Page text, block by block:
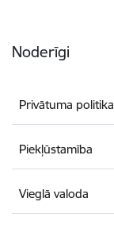
Noderīgi
Privātuma politika
Piekļūstamība
Vieglā valoda